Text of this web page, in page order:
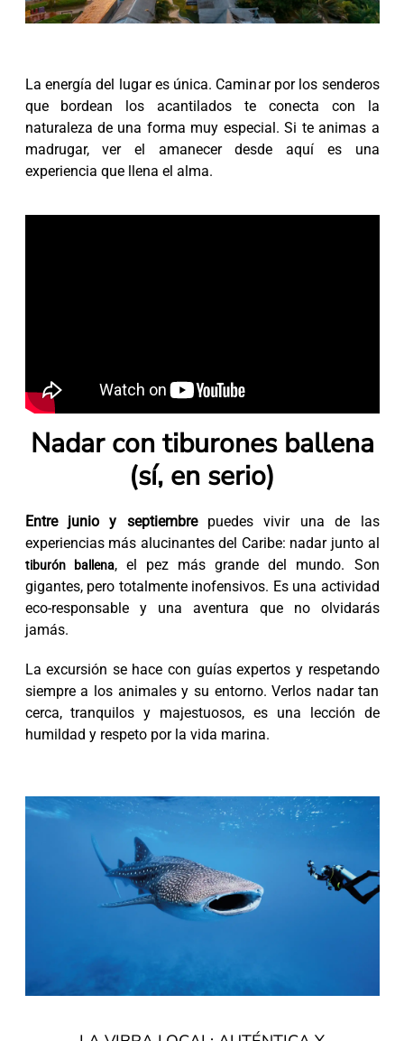
La energía del lugar es única. Caminar por los senderos
que bordean los acantilados te conecta con la
naturaleza de una forma muy especial. Si te animas a
madrugar, ver el amanecer desde aquí es una
experiencia que llena el alma.
Nadar con tiburones ballena
(sí, en serio)
Entre junio y septiembrepuedes vivir una de las
experiencias más alucinantes del Caribe: nadar junto al
tiburón ballena, el pez más grande del mundo. Son
gigantes, pero totalmente inofensivos. Es una actividad
eco-responsable y una aventura que no olvidarás
jamás.
La excursión se hace con guías expertos y respetando
siempre a los animales y su entorno. Verlos nadar tan
cerca, tranquilos y majestuosos, es una lección de
humildad y respeto por la vida marina.